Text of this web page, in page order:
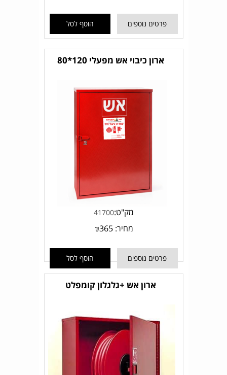
פרטים נוספים הוסף לסל
ארון כיבוי אש מפעלי 120*80
מק"ט:41700
מחיר: ₪365
פרטים נוספים הוסף לסל
ארון אש +גלגלון קומפלט